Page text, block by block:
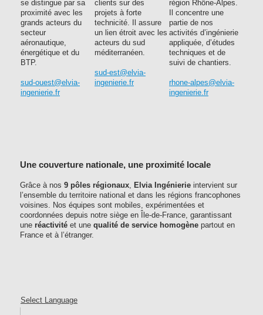
se distingue par sa
proximité avec les
grands acteurs du
secteur
aéronautique,
énergétique et du
BTP.
sud-ouest@elvia-
ingenierie.fr
clients sur des
projets à forte
technicité. Il assure
un lien étroit avec les
acteurs du sud
méditerranéen.
sud-est@elvia-
ingenierie.fr
région Rhône-Alpes.
Il concentre une
partie de nos
activités d’ingénierie
appliquée, d’études
techniques et de
suivi de chantiers.
rhone-alpes@elvia-
ingenierie.fr
Une couverture nationale, une proximité locale
Grâce à nos 9 pôles régionaux, Elvia Ingénierie intervient sur
l’ensemble du territoire national et dans les régions francophones
voisines. Nos équipes sont mobiles, expérimentées et
coordonnées depuis notre siège en Île-de-France, garantissant
une réactivité et une qualité de service homogène partout en
France et à l’étranger.
Select Language